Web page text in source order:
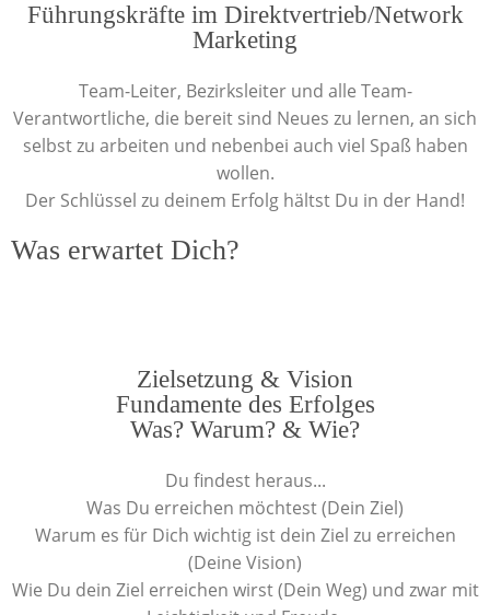
Führungskräfte im Direktvertrieb/Network
Marketing
Team-Leiter, Bezirksleiter und alle Team-
Verantwortliche, die bereit sind Neues zu lernen, an sich
selbst zu arbeiten und nebenbei auch viel Spaß haben
wollen.
Der Schlüssel zu deinem Erfolg hältst Du in der Hand!
Was erwartet Dich?
Zielsetzung & Vision
Fundamente des Erfolges
Was? Warum? & Wie?
Du findest heraus...
Was Du erreichen möchtest (Dein Ziel)
Warum es für Dich wichtig ist dein Ziel zu erreichen
(Deine Vision)
Wie Du dein Ziel erreichen wirst (Dein Weg) und zwar mit